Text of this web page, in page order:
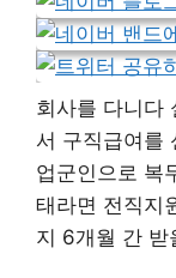
회사를 다니다
서 구직급여를
업군인으로 복
태라면 전직지
지 6개월 간 받